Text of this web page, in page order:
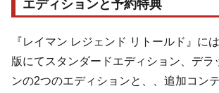
エディションと予約特典
『レイマン レジェンド リトールド』に
版にてスタンダードエディション、デラ
ンの2つのエディションと、、追加コン